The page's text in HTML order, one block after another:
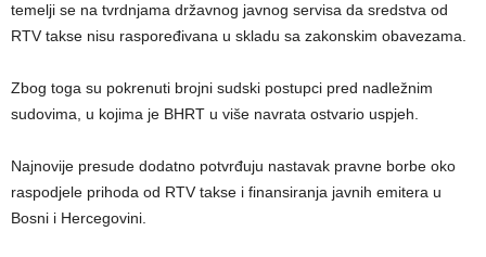
temelji se na tvrdnjama državnog javnog servisa da sredstva od
RTV takse nisu raspoređivana u skladu sa zakonskim obavezama.
Zbog toga su pokrenuti brojni sudski postupci pred nadležnim
sudovima, u kojima je BHRT u više navrata ostvario uspjeh.
Najnovije presude dodatno potvrđuju nastavak pravne borbe oko
raspodjele prihoda od RTV takse i finansiranja javnih emitera u
Bosni i Hercegovini.